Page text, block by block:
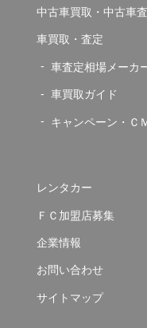
中古車買取・中古車
車買取・査定
車査定相場メーカ
車買取ガイド
キャンペーン・Ｃ
レンタカー
ＦＣ加盟店募集
企業情報
お問い合わせ
サイトマップ